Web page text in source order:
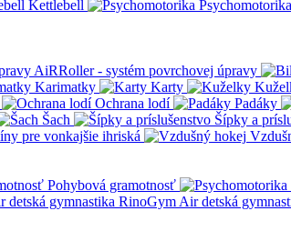
Kettlebell Psychomotorika
AiRRoller - systém povrchovej úpravy
Karimatky Karty
Ochrana lodí Padáky
Šach Šípky a
pre vonkajšie ihriská
Pohybová gramotnosť
RinoGym Air detská